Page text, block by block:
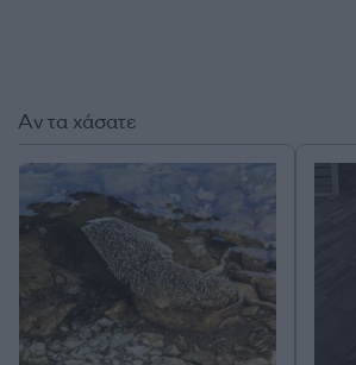
Αν τα χάσατε